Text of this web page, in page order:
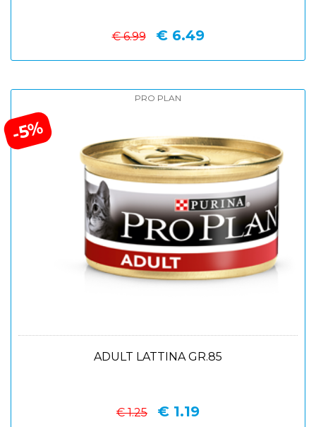
€ 6.99 € 6.49
-5%
PRO PLAN
ADULT LATTINA GR.85
€ 1.25 € 1.19